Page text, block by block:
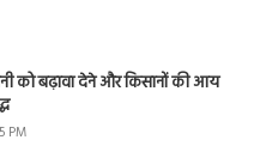
को बढ़ावा देने और किसानों की आय
PM